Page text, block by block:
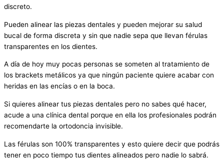
discreto.
Pueden alinear las piezas dentales y pueden mejorar su salud
bucal de forma discreta y sin que nadie sepa que llevan férulas
transparentes en los dientes.
A día de hoy muy pocas personas se someten al tratamiento de
los brackets metálicos ya que ningún paciente quiere acabar con
heridas en las encías o en la boca.
Si quieres alinear tus piezas dentales pero no sabes qué hacer,
acude a una clínica dental porque en ella los profesionales podrán
recomendarte la ortodoncia invisible.
Las férulas son 100% transparentes y esto quiere decir que podrás
tener en poco tiempo tus dientes alineados pero nadie lo sabrá.